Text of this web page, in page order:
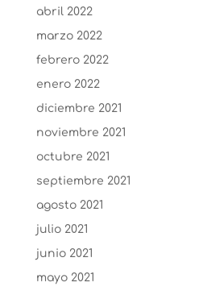
abril 2022
marzo 2022
febrero 2022
enero 2022
diciembre 2021
noviembre 2021
octubre 2021
septiembre 2021
agosto 2021
julio 2021
junio 2021
mayo 2021